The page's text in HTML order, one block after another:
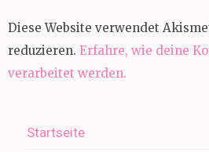
Diese Website verwendet
reduzieren. Erfahre, wie deine
verarbeitet werden.
Startseite